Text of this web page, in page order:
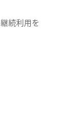
継続利用を